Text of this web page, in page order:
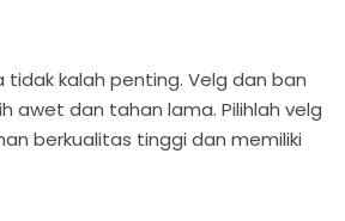
kalah penting. Velg dan ban
awet dan tahan lama. Pilihlah velg
berkualitas tinggi dan memiliki